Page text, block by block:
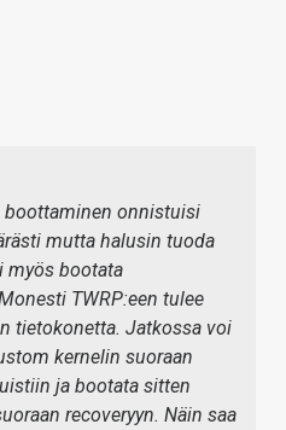
boottaminen onnistuisi
mutta halusin tuoda
myös bootata
TWRP:een tulee
tietokonetta. Jatkossa voi
kernelin suoraan
ja bootata sitten
recoveryyn. Näin saa